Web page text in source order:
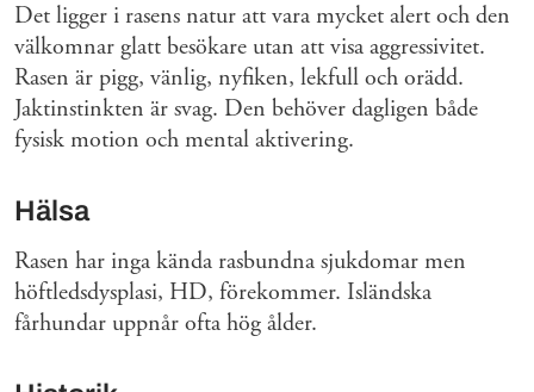
Det ligger i rasens natur att vara mycket alert och den
välkomnar glatt besökare utan att visa aggressivitet.
Rasen är pigg, vänlig, nyfiken, lekfull och orädd.
Jaktinstinkten är svag. Den behöver dagligen både
fysisk motion och mental aktivering.
Hälsa
Rasen har inga kända rasbundna sjukdomar men
höftledsdysplasi, HD, förekommer. Isländska
fårhundar uppnår ofta hög ålder.